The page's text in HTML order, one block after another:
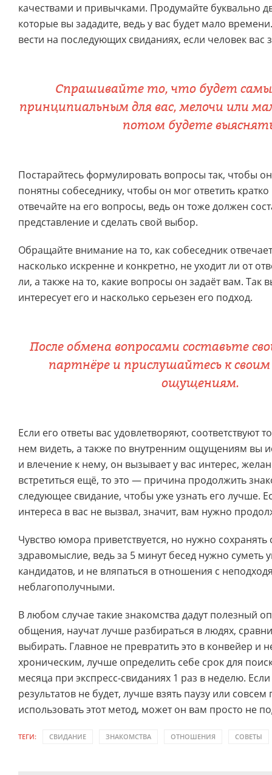
качествами и привычками. Продумайте буквально
которые вы зададите, ведь у вас будет мало
вести на последующих свиданиях, если человек вас
Спрашивайте то, что будет
принципиальным для вас, мелочи или
потом будете
Постарайтесь формулировать вопросы так, чтобы
понятны собеседнику, чтобы он мог ответить
отвечайте на его вопросы, ведь он тоже должен
представление и сделать свой выбор.
Обращайте внимание на то, как собеседник
насколько искренне и конкретно, не уходит ли от
ли, а также на то, какие вопросы он задаёт вам. Так
интересует его и насколько серьезен его подход.
После обмена вопросами составьте
партнёре и прислушайтесь к
ощущениям.
Если его ответы вас удовлетворяют, соответствуют
нем видеть, а также по внутренним ощущениям вы
и влечение к нему, он вызывает у вас интерес,
встретиться ещё, то это — причина продолжить
следующее свидание, чтобы уже узнать его лучше.
интереса в вас не вызвал, значит, вам нужно
Чувство юмора приветствуется, но нужно
здравомыслие, ведь за 5 минут бесед нужно суметь
кандидатов, и не вляпаться в отношения с
неблагополучными.
В любом случае такие знакомства дадут полезный
общения, научат лучше разбираться в людях,
выбирать. Главное не превратить это в конвейер и
хроническим, лучше определить себе срок для
месяца при экспресс-свиданиях 1 раз в неделю.
результатов не будет, лучше взять паузу или совсем
использовать этот метод, может он вам просто не
ТЕГИ: СВИДАНИЕ ЗНАКОМСТВА ОТНОШЕНИЯ СОВЕТЫ